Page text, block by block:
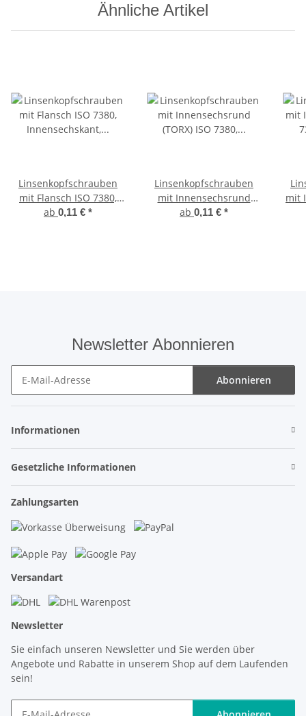
Ähnliche Artikel
Linsenkopfschrauben
mit Flansch ISO 7380,
Innensechskant,
ab 0,11 € *
Linsenkopfschrauben
mit Innensechsrund
(TORX) ISO 7380,
ab 0,11 € *
mit
Newsletter Abonnieren
Abonnieren
Informationen
Gesetzliche Informationen
Zahlungsarten
Versandart
Newsletter
Sie einfach unseren Newsletter und Sie werden über
Angebote und Rabatte in unserem Shop auf dem Laufenden
sein!